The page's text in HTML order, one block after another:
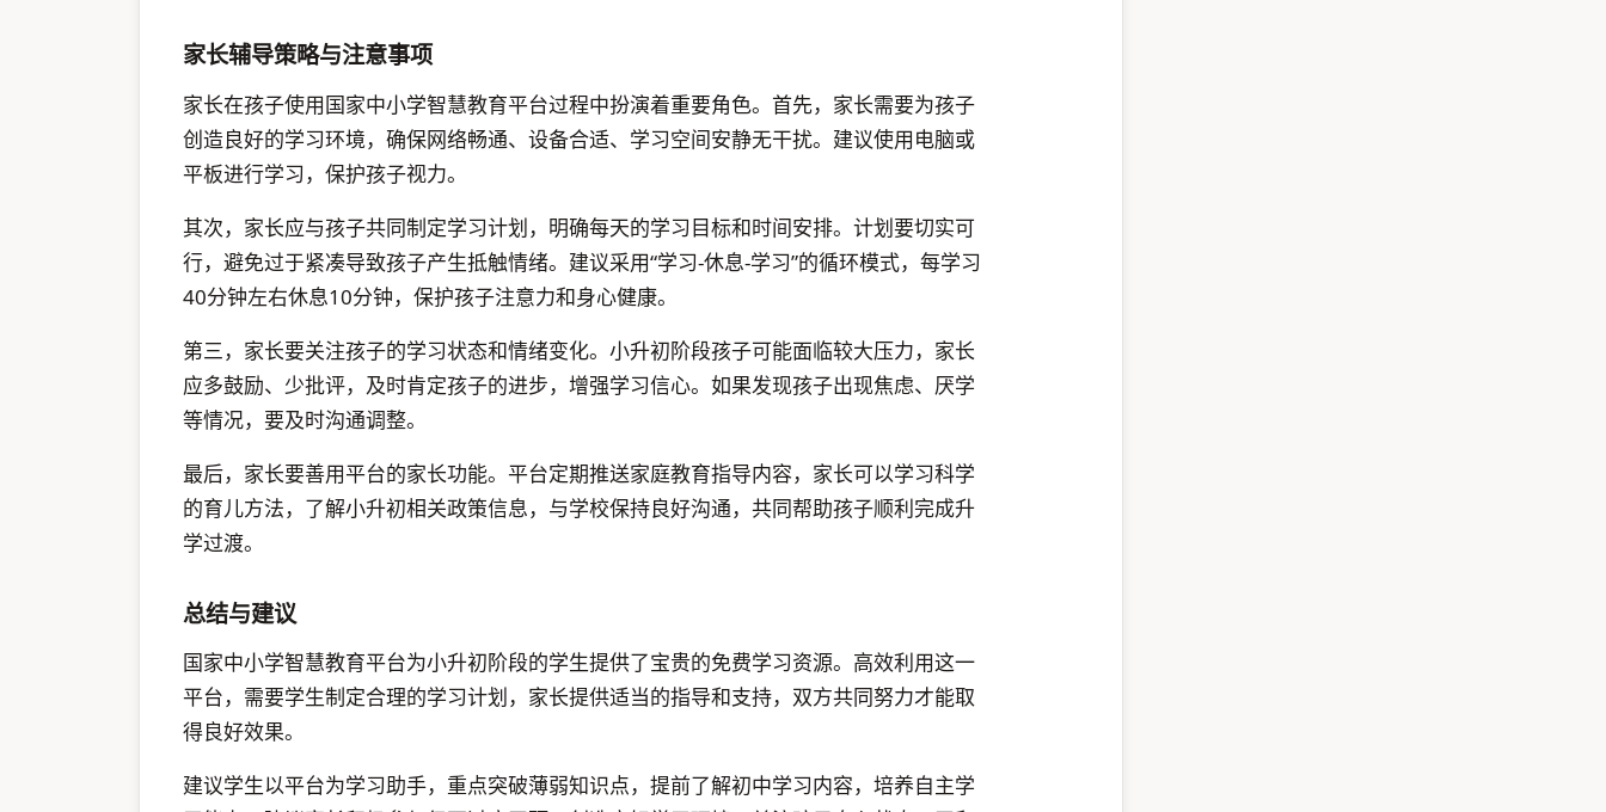
家长辅导策略与注意事项
家长在孩子使用国家中小学智慧教育平台过程中扮演着重要角色。首先，家长需要为孩子
创造良好的学习环境，确保网络畅通、设备合适、学习空间安静无干扰。建议使用电脑或
平板进行学习，保护孩子视力。
其次，家长应与孩子共同制定学习计划，明确每天的学习目标和时间安排。计划要切实可
行，避免过于紧凑导致孩子产生抵触情绪。建议采用“学习-休息-学习”的循环模式，每学习
40分钟左右休息10分钟，保护孩子注意力和身心健康。
第三，家长要关注孩子的学习状态和情绪变化。小升初阶段孩子可能面临较大压力，家长
应多鼓励、少批评，及时肯定孩子的进步，增强学习信心。如果发现孩子出现焦虑、厌学
等情况，要及时沟通调整。
最后，家长要善用平台的家长功能。平台定期推送家庭教育指导内容，家长可以学习科学
的育儿方法，了解小升初相关政策信息，与学校保持良好沟通，共同帮助孩子顺利完成升
学过渡。
总结与建议
国家中小学智慧教育平台为小升初阶段的学生提供了宝贵的免费学习资源。高效利用这一
平台，需要学生制定合理的学习计划，家长提供适当的指导和支持，双方共同努力才能取
得良好效果。
建议学生以平台为学习助手，重点突破薄弱知识点，提前了解初中学习内容，培养自主学